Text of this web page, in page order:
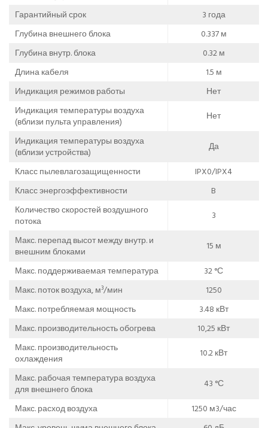
Гарантийный срок
3 года
Глубина внешнего блока
0.337 м
Глубина внутр. блока
0.32 м
Длина кабеля
1.5 м
Индикация режимов работы
Нет
Индикация температуры воздуха
(вблизи пульта управления)
Нет
Индикация температуры воздуха
(вблизи устройства)
Да
Класс пылевлагозащищенности
IPX0/IPX4
Класс энергоэффективности
B
Количество скоростей воздушного
потока
3
Макс. перепад высот между внутр. и
внешним блоками
15 м
Макс. поддерживаемая температура
32 °С
Макс. поток воздуха, м³/мин
1250
Макс. потребляемая мощность
3.48 кВт
Макс. производительность обогрева
10,25 кВт
Макс. производительность
охлаждения
10.2 кВт
Макс. рабочая температура воздуха
для внешнего блока
43 °С
Макс. расход воздуха
1250 м3/час